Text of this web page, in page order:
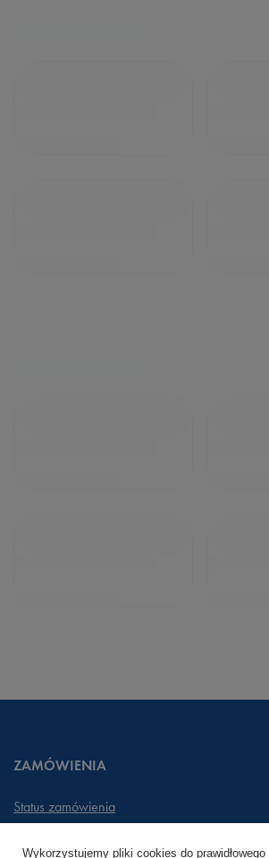
ZAMÓWIENIA
Status zamówienia
Wykorzystujemy pliki cookies do prawidłowego